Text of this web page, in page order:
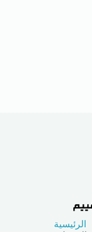
الرئيسية